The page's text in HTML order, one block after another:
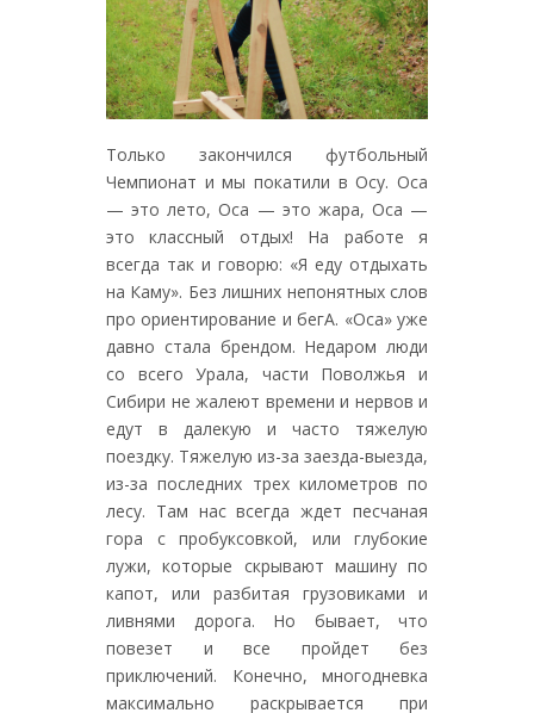
Только закончился футбольный
Чемпионат и мы покатили в Осу. Оса
— это лето, Оса — это жара, Оса —
это классный отдых! На работе я
всегда так и говорю: «Я еду отдыхать
на Каму». Без лишних непонятных слов
про ориентирование и бегА. «Оса» уже
давно стала брендом. Недаром люди
со всего Урала, части Поволжья и
Сибири не жалеют времени и нервов и
едут в далекую и часто тяжелую
поездку. Тяжелую из-за заезда-выезда,
из-за последних трех километров по
лесу. Там нас всегда ждет песчаная
гора с пробуксовкой, или глубокие
лужи, которые скрывают машину по
капот, или разбитая грузовиками и
ливнями дорога. Но бывает, что
повезет и все пройдет без
приключений. Конечно, многодневка
максимально раскрывается при